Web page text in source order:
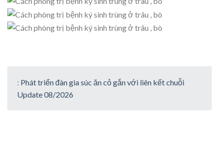
: Phát triển đàn gia súc ăn cỏ gắn với liên kết chuỗi
Update 08/2026